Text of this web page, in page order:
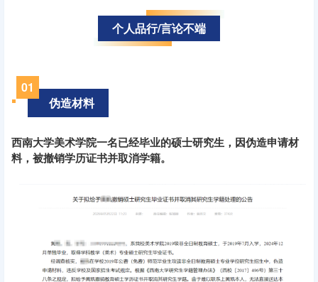
个人品行/言论不端
01
伪造材料
西南大学美术学院一名已经毕业的硕士研究生，因伪造申请材
料，被撤销学历证书并取消学籍。